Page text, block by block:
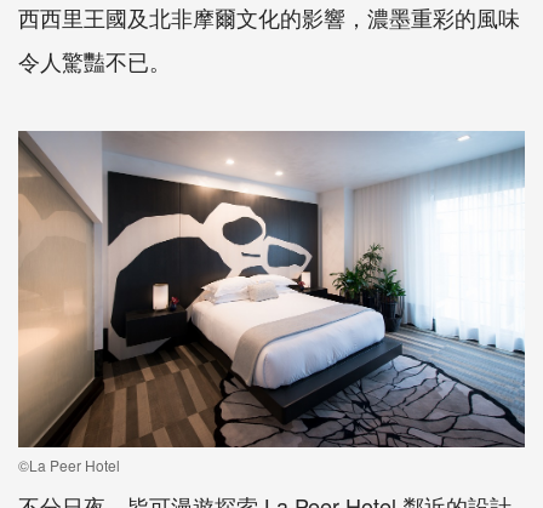
西西里王國及北非摩爾文化的影響，濃墨重彩的風味
令人驚豔不已。
©La Peer Hotel